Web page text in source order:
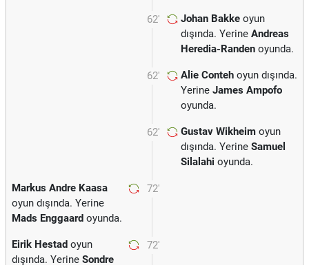
62' Johan Bakke oyun
dışında. Yerine Andreas
Heredia-Randen oyunda.
62' Alie Conteh oyun dışında.
Yerine James Ampofo
oyunda.
62' Gustav Wikheim oyun
dışında. Yerine Samuel
Silalahi oyunda.
72'
Markus Andre Kaasa
oyun dışında. Yerine
Mads Enggaard oyunda.
72'
Eirik Hestad oyun
dışında. Yerine Sondre